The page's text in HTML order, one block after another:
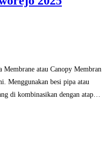
Membrane atau Canopy Membran
Menggunakan besi pipa atau
di kombinasikan dengan atap…